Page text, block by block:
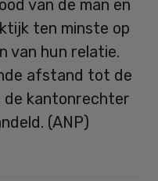
van de man en
ten minste op
van hun relatie.
afstand tot de
kantonrechter
(ANP)